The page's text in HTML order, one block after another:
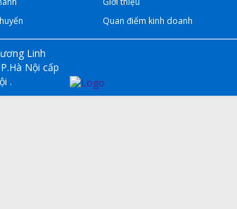
Quan điểm kinh doanh
Linh
Nội cấp
.